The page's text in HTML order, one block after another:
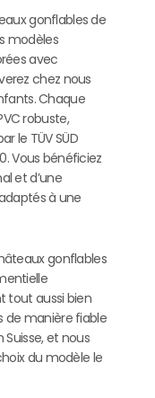
gonflables de
modèles
avec
chez nous
Chaque
robuste,
le TÜV SÜD
Vous bénéficiez
et d’une
à une
gonflables
tout aussi bien
de manière fiable
Suisse, et nous
du modèle le